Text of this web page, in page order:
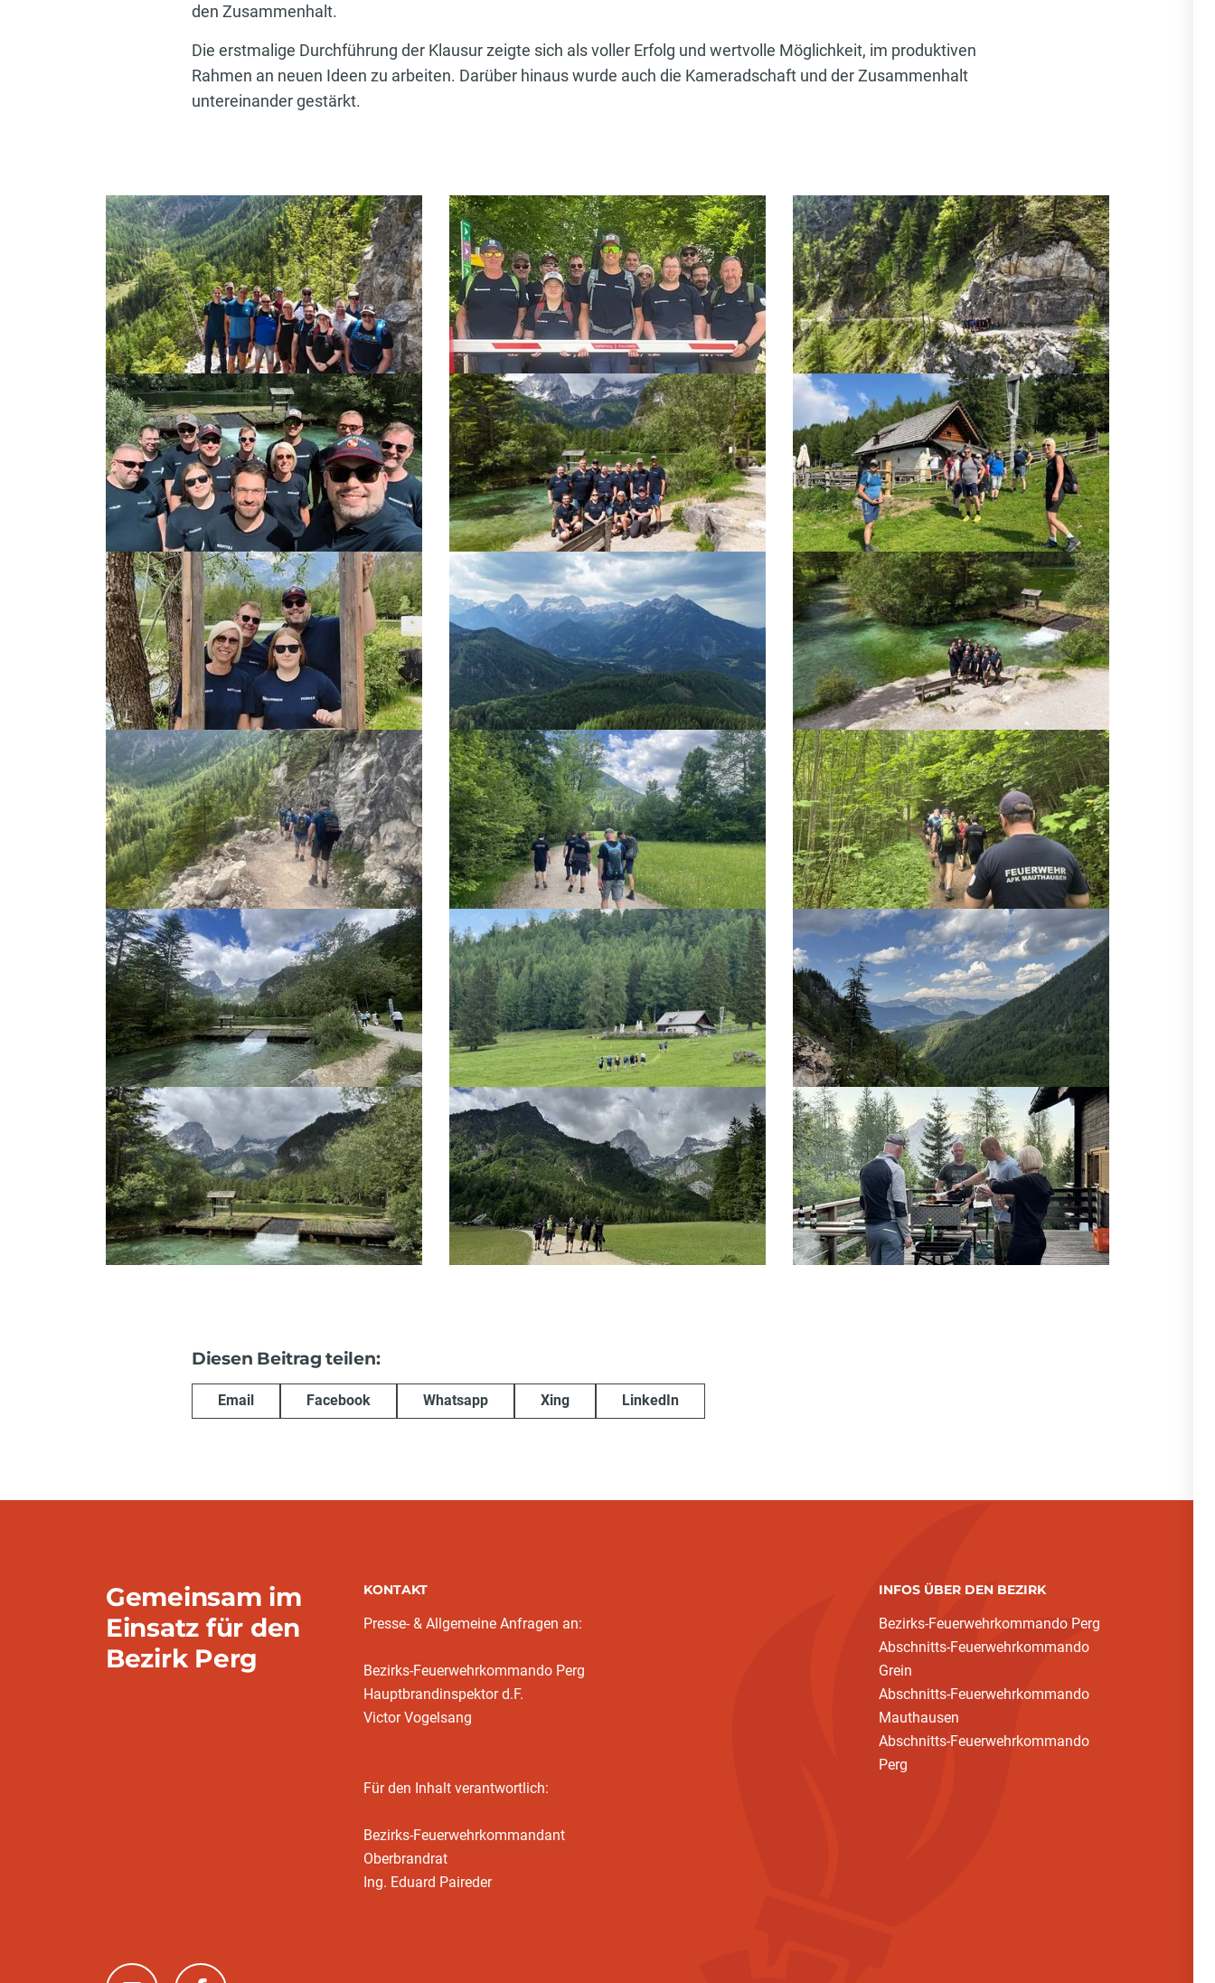
den Zusammenhalt.
Die erstmalige Durchführung der Klausur zeigte sich als voller Erfolg und wertvolle Möglichkeit, im produktiven
Rahmen an neuen Ideen zu arbeiten. Darüber hinaus wurde auch die Kameradschaft und der Zusammenhalt
untereinander gestärkt.
Diesen Beitrag teilen:
Email Facebook Whatsapp Xing LinkedIn
Gemeinsam im
Einsatz für den
Bezirk Perg
KONTAKT
Presse- & Allgemeine Anfragen an:
Bezirks-Feuerwehrkommando Perg
Hauptbrandinspektor d.F.
Victor Vogelsang
Für den Inhalt verantwortlich:
Bezirks-Feuerwehrkommandant
Oberbrandrat
Ing. Eduard Paireder
INFOS ÜBER DEN BEZIRK
Bezirks-Feuerwehrkommando Perg
Abschnitts-Feuerwehrkommando
Grein
Abschnitts-Feuerwehrkommando
Mauthausen
Abschnitts-Feuerwehrkommando
Perg